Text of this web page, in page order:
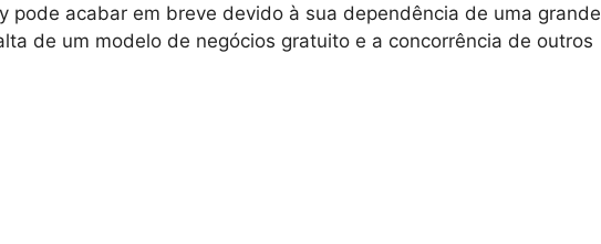
pode acabar em breve devido à sua dependência de uma grande
de um modelo de negócios gratuito e a concorrência de outros